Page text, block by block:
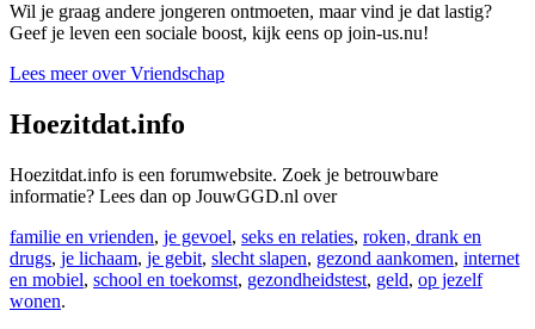
Wil je graag andere jongeren ontmoeten, maar vind je dat lastig?
Geef je leven een sociale boost, kijk eens op join-us.nu!
Lees meer over Vriendschap
Hoezitdat.info
Hoezitdat.info is een forumwebsite. Zoek je betrouwbare
informatie? Lees dan op JouwGGD.nl over
familie en vrienden, je gevoel, seks en relaties, roken, drank en
drugs, je lichaam, je gebit, slecht slapen, gezond aankomen, internet
en mobiel, school en toekomst, gezondheidstest, geld, op jezelf
wonen.